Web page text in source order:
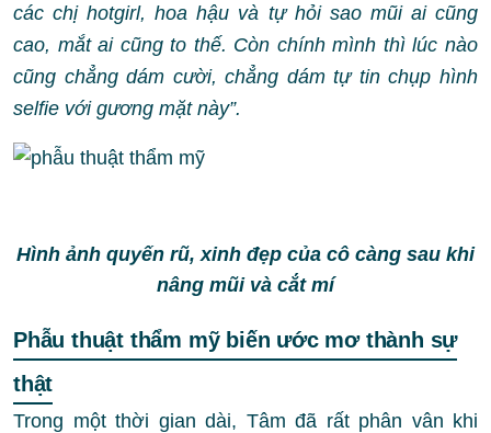
các chị hotgirl, hoa hậu và tự hỏi sao mũi ai cũng
cao, mắt ai cũng to thế. Còn chính mình thì lúc nào
cũng chẳng dám cười, chẳng dám tự tin chụp hình
selfie với gương mặt này”.
Hình ảnh quyến rũ, xinh đẹp của cô càng sau khi
nâng mũi và cắt mí
Phẫu thuật thẩm mỹ biến ước mơ thành sự
thật
Trong một thời gian dài, Tâm đã rất phân vân khi